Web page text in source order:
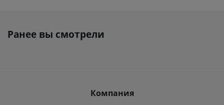
Ранее вы смотрели
Компания